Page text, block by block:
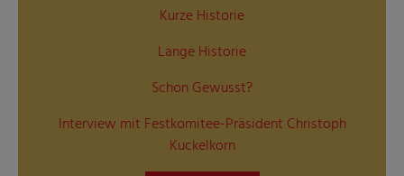
Kurze Historie
Lange Historie
Schon Gewusst?
Interview mit Festkomitee-Präsident Christoph
Kuckelkorn